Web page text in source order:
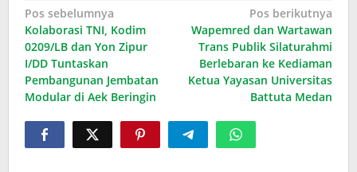
Navigasi
pos
Pos sebelumnya
Kolaborasi TNI, Kodim
0209/LB dan Yon Zipur
I/DD Tuntaskan
Pembangunan Jembatan
Modular di Aek Beringin
Pos berikutnya
Wapemred dan Wartawan
Trans Publik Silaturahmi
Berlebaran ke Kediaman
Ketua Yayasan Universitas
Battuta Medan